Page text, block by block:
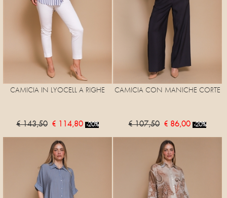
CAMICIA IN LYOCELL A RIGHE
€ 143,50 € 114,80 -20%
CAMICIA CON MANICHE CORTE
€ 107,50 € 86,00 -20%